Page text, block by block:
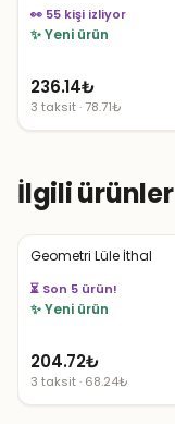
👀 55 kişi izliyor
✨ Yeni ürün
236.14₺
3 taksit · 78.71₺
İlgili ürünler
Geometri Lüle İthal
👀 62 kişi izliyor
✨ Yeni ürün
204.72₺
3 taksit · 68.24₺